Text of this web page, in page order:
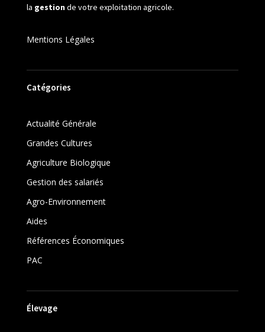
la gestionde votre exploitation agricole.
Mentions Légales
Catégories
Actualité Générale
Grandes Cultures
Agriculture Biologique
Gestion des salariés
Agro-Environnement
Aides
Références Économiques
PAC
Élevage